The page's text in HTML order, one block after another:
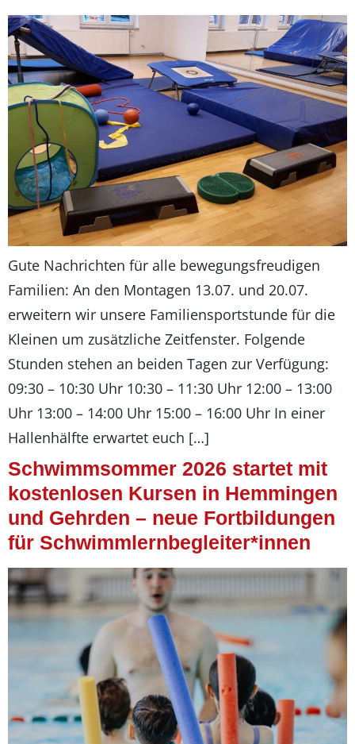
Gute Nachrichten für alle bewegungsfreudigen
Familien: An den Montagen 13.07. und 20.07.
erweitern wir unsere Familiensportstunde für die
Kleinen um zusätzliche Zeitfenster. Folgende
Stunden stehen an beiden Tagen zur Verfügung:
09:30 – 10:30 Uhr 10:30 – 11:30 Uhr 12:00 – 13:00
Uhr 13:00 – 14:00 Uhr 15:00 – 16:00 Uhr In einer
Hallenhälfte erwartet euch […]
Schwimmsommer 2026 startet mit
kostenlosen Kursen in Hemmingen
und Gehrden – neue Fortbildungen
für Schwimmlernbegleiter*innen